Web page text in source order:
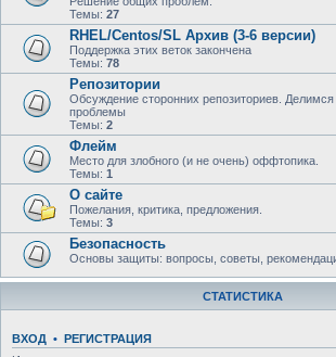
Темы: 27
RHEL/Centos/SL Архив (3-6 версии)
Поддержка этих веток закончена
Темы: 78
Репозитории
Обсуждение сторонних репозиториев.
проблемы
Темы: 2
Флейм
Место для злобного (и не очень) оффтопика.
Темы: 1
О сайте
Пожелания, критика, предложения.
Темы: 3
Безопасность
Основы защиты: вопросы, советы,
СТАТИСТИКА
ВХОД • РЕГИСТРАЦИЯ